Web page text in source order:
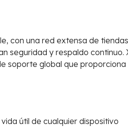
con una red extensa de
seguridad y respaldo continuo.
soporte global que proporciona
útil de cualquier dispositivo